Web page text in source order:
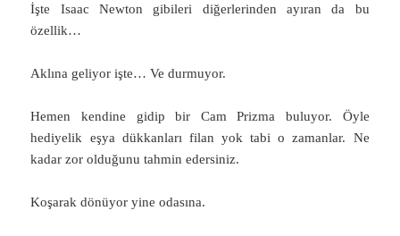
İşte Isaac Newton gibileri diğerlerinden ayıran da bu
özellik…
Aklına geliyor işte… Ve durmuyor.
Hemen kendine gidip bir Cam Prizma buluyor. Öyle
hediyelik eşya dükkanları filan yok tabi o zamanlar. Ne
kadar zor olduğunu tahmin edersiniz.
Koşarak dönüyor yine odasına.